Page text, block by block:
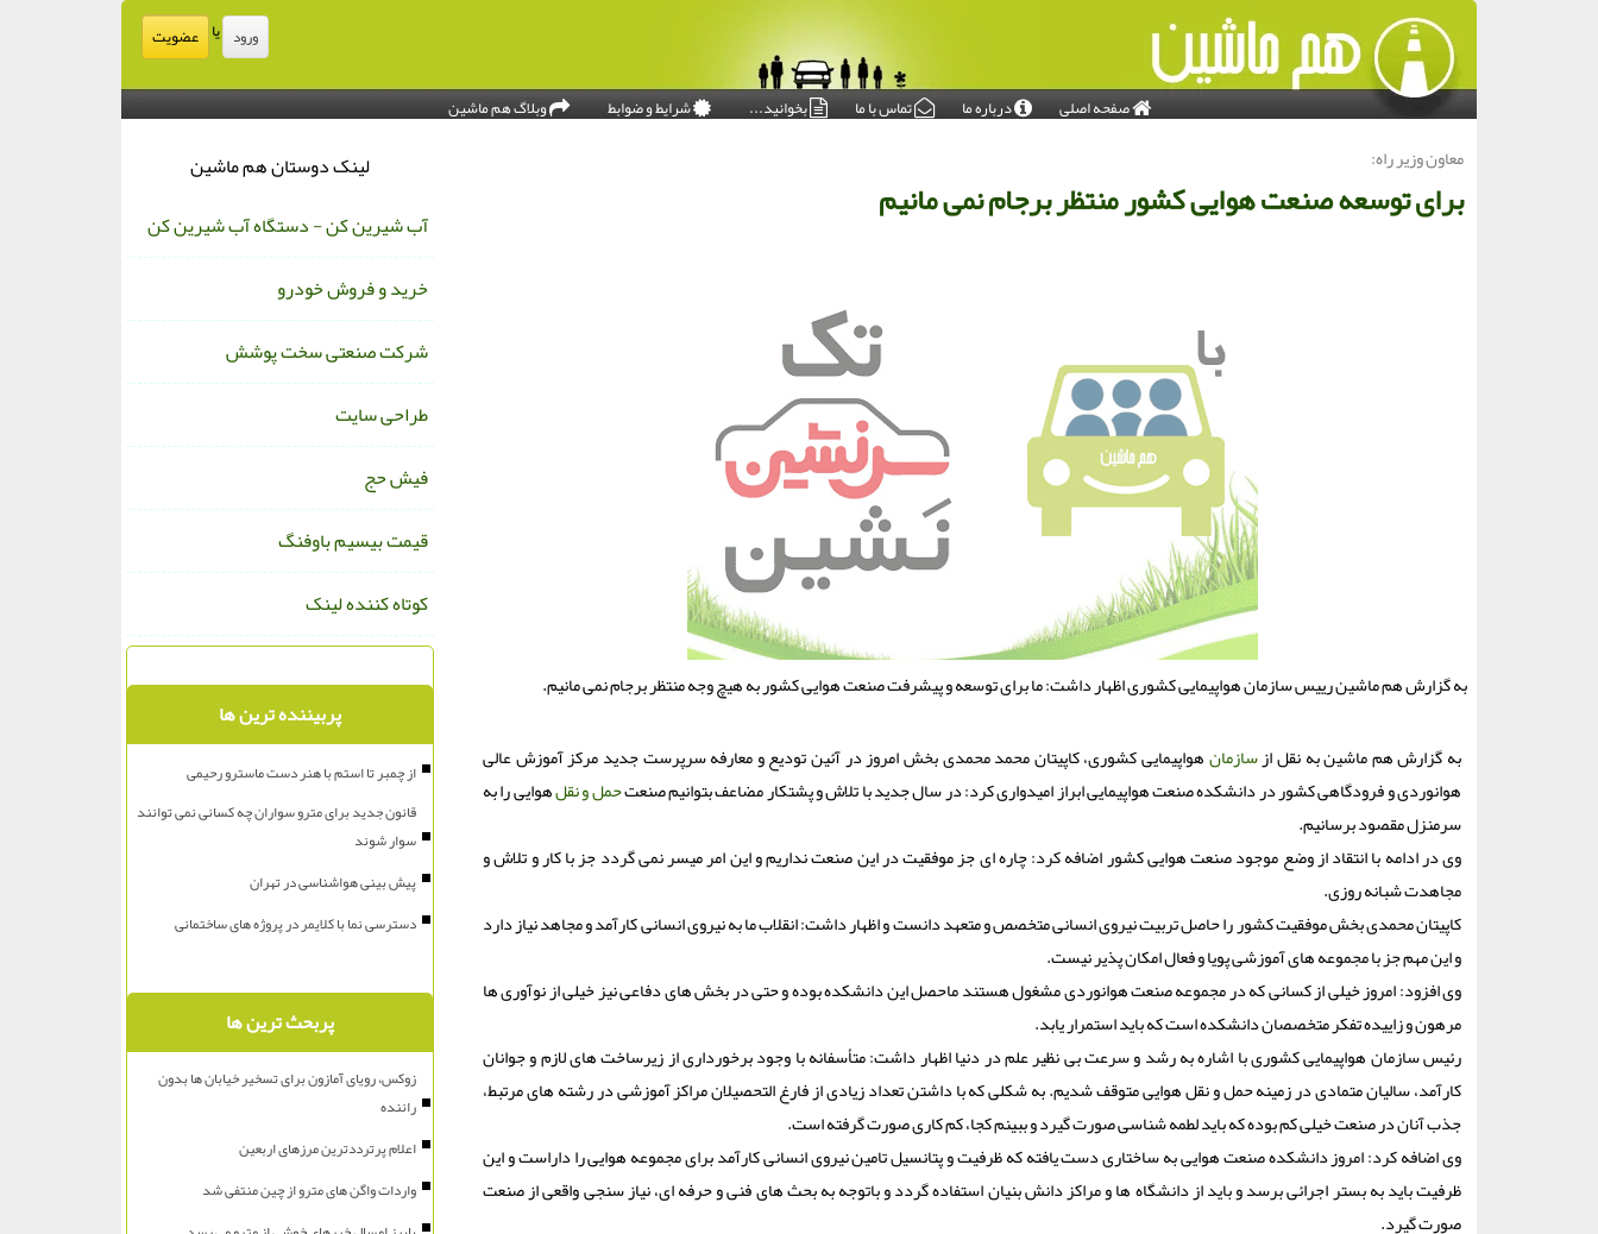
ورود یا عضویت
صفحه اصلی درباره ما تماس با ما بخوانید... شرایط و ضوابط
وبلاگ هم ماشین
معاون وزیر راه:
برای توسعه صنعت هوایی کشور منتظر برجام نمی مانیم
به گزارش هم ماشین رییس سازمان هواپیمایی کشوری اظهار داشت: ما برای توسعه و پیشرفت صنعت هوایی کشور به هیچ وجه منتظر برجام نمی مانیم.
به گزارش هم ماشین به نقل ازسازمانهواپیمایی کشوری، کاپیتان محمد محمدی بخش امروز در آئین تودیع و معارفه سرپرست جدید مرکز آموزش عالی
هوانوردی و فرودگاهی کشور در دانشکده صنعت هواپیمایی ابراز امیدواری کرد: در سال جدید با تلاش و پشتکار مضاعف بتوانیم صنعتحمل و نقلهوایی را به
سرمنزل مقصود برسانیم.
وی در ادامه با انتقاد از وضع موجود صنعت هوایی کشور اضافه کرد: چاره ای جز موفقیت در این صنعت نداریم و این امر میسر نمی گردد جز با کار و تلاش و
مجاهدت شبانه روزی.
کاپیتان محمدی بخش موفقیت کشور را حاصل تربیت نیروی انسانی متخصص و متعهد دانست و اظهار داشت: انقلاب ما به نیروی انسانی کارآمد و مجاهد نیاز دارد
و این مهم جز با مجموعه های آموزشی پویا و فعال امکان پذیر نیست.
وی افزود: امروز خیلی از کسانی که در مجموعه صنعت هوانوردی مشغول هستند ماحصل این دانشکده بوده و حتی در بخش های دفاعی نیز خیلی از نوآوری ها
مرهون و زاییده تفکر متخصصان دانشکده است که باید استمرار یابد.
رئیس سازمان هواپیمایی کشوری با اشاره به رشد و سرعت بی نظیر علم در دنیا اظهار داشت: متأسفانه با وجود برخورداری از زیرساخت های لازم و جوانان
کارآمد، سالیان متمادی در زمینه حمل و نقل هوایی متوقف شدیم. به شکلی که با داشتن تعداد زیادی از فارغ التحصیلان مراکز آموزشی در رشته های مرتبط،
جذب آنان در صنعت خیلی کم بوده که باید لطمه شناسی صورت گیرد و ببینم کجا، کم کاری صورت گرفته است.
وی اضافه کرد: امروز دانشکده صنعت هوایی به ساختاری دست یافته که ظرفیت و پتانسیل تامین نیروی انسانی کارآمد برای مجموعه هوایی را داراست و این
ظرفیت باید به بستر اجرائی برسد و باید از دانشگاه ها و مراکز دانش بنیان استفاده گردد و باتوجه به بحث های فنی و حرفه ای، نیاز سنجی واقعی از صنعت
صورت گیرد.
لینک دوستان هم ماشین
آب شیرین کن - دستگاه آب شیرین کن
خرید و فروش خودرو
شرکت صنعتی سخت پوشش
طراحی سایت
فیش حج
قیمت بیسیم باوفنگ
کوتاه کننده لینک
پربیننده ترین ها
از چمبر تا استم با هنر دست ماسترو رحیمی
قانون جدید برای مترو سواران چه کسانی نمی توانند
سوار شوند
پیش بینی هواشناسی در تهران
دسترسی نما با کلایمر در پروژه های ساختمانی
پربحث ترین ها
زوکس، رویای آمازون برای تسخیر خیابان ها بدون
راننده
اعلام پرترددترین مرزهای اربعین
واردات واگن های مترو از چین منتفی شد